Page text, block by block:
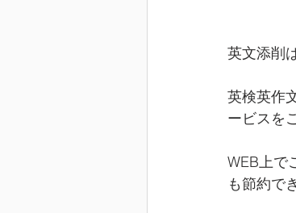
英文添削
英検英作
ービスを
WEB上で
も節約で